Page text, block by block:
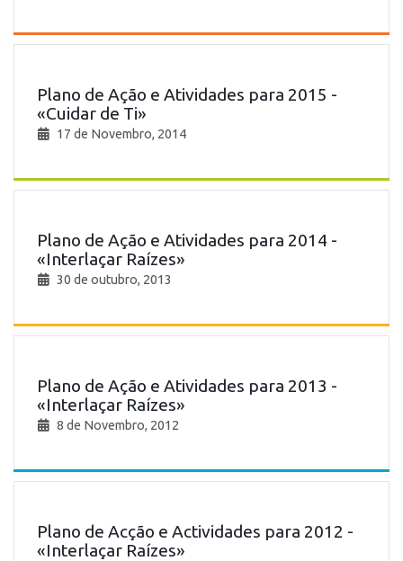
Plano de Ação e Atividades para 2015 -
«Cuidar de Ti»
17 de Novembro, 2014
Plano de Ação e Atividades para 2014 -
«Interlaçar Raízes»
30 de outubro, 2013
Plano de Ação e Atividades para 2013 -
«Interlaçar Raízes»
8 de Novembro, 2012
Plano de Acção e Actividades para 2012 -
«Interlaçar Raízes»